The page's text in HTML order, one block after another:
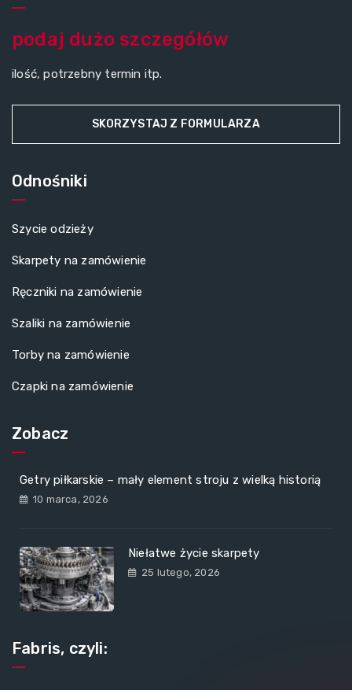
podaj dużo szczegółów
ilość, potrzebny termin itp.
SKORZYSTAJ Z FORMULARZA
Odnośniki
Szycie odzieży
Skarpety na zamówienie
Ręczniki na zamówienie
Szaliki na zamówienie
Torby na zamówienie
Czapki na zamówienie
Zobacz
Getry piłkarskie – mały element stroju z wielką historią
10 marca, 2026
Niełatwe życie skarpety
25 lutego, 2026
Fabris, czyli: